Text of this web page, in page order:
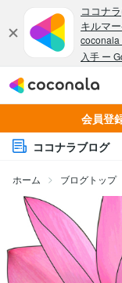
会員登
ココナラブログ
ホーム ブログトップ